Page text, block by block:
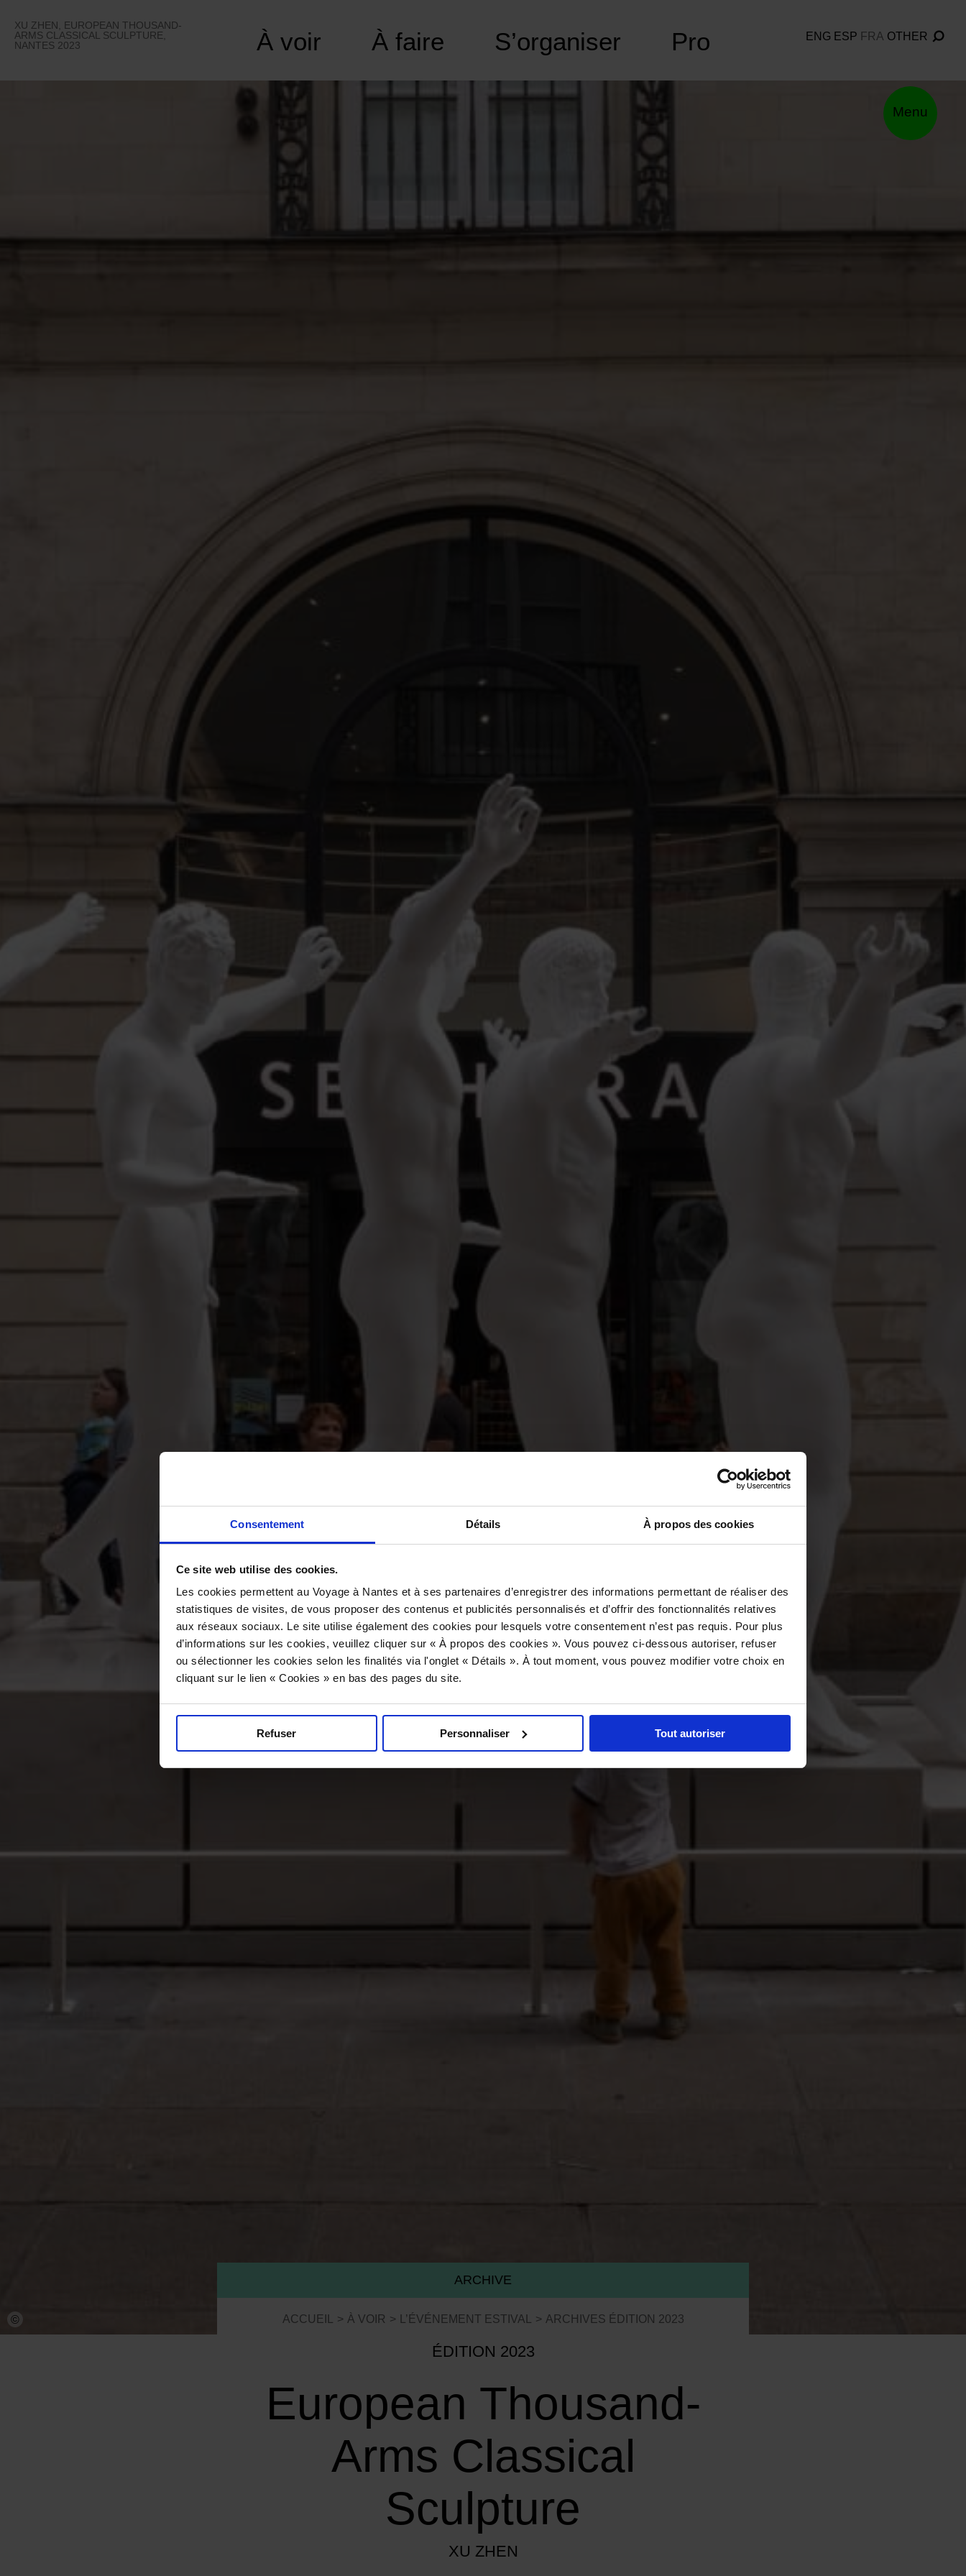
Consentement Détails À propos des cookies
Ce site web utilise des cookies.
Les cookies permettent au Voyage à Nantes et à ses partenaires d’enregistrer des informations permettant de réaliser des
statistiques de visites, de vous proposer des contenus et publicités personnalisés et d’offrir des fonctionnalités relatives
aux réseaux sociaux. Le site utilise également des cookies pour lesquels votre consentement n’est pas requis. Pour plus
d’informations sur les cookies, veuillez cliquer sur « À propos des cookies ». Vous pouvez ci-dessous autoriser, refuser
ou sélectionner les cookies selon les finalités via l'onglet « Détails ». À tout moment, vous pouvez modifier votre choix en
cliquant sur le lien « Cookies » en bas des pages du site.
Refuser Personnaliser Tout autoriser
content
XU ZHEN, EUROPEAN THOUSAND-
ARMS CLASSICAL SCULPTURE,
NANTES 2023
À voir À faire S’organiser Pro ENG ESP FRA OTHER
Menu
©
ARCHIVE
ACCUEIL À VOIR L’ÉVÉNEMENT ESTIVAL ARCHIVES ÉDITION 2023
ÉDITION 2023
European Thousand-
Arms Classical
Sculpture
XU ZHEN